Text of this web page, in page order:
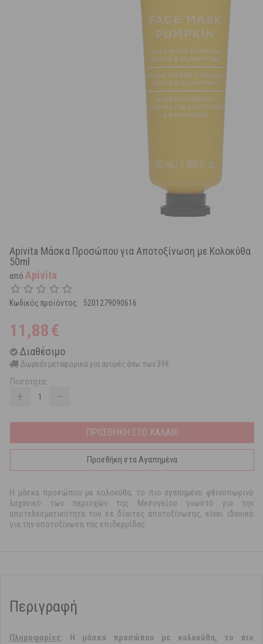
Apivita Μάσκα Προσώπου για Αποτοξίνωση με Κολοκύθα
50ml
από Apivita
Κωδικός προϊόντος: 5201279090616
11,88€
Διαθέσιμο
Δωρεάν μεταφορικά για αγορές άνω των 39€
Ποσότητα:
+ −
ΠΡΟΣΘΗΚΗ ΣΤΟ ΚΑΛΑΘΙ
Προσθήκη στα Αγαπημένα
Η μάσκα προσώπου με κολοκύθα, το πιο αγαπημένο φθινοπωρινό
λαχανικό των περιοχών της Μεσογείου γνωστό για την
αποτελεσματικότητα του σε δίαιτες αποτοξίνωσης, είναι ιδανικό
για την αποτοξίνωση της επιδερμίδας.
Περιγραφή
Πληροφoρίες:
Η μάσκα προσώπου με κολοκύθα, το πιο